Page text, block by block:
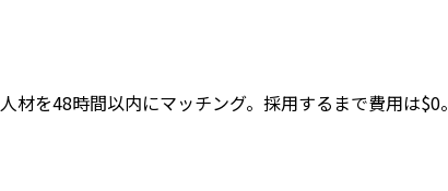
を48時間以内にマッチング。採用するまで費用は$0。